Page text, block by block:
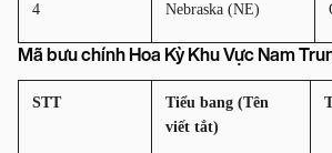
4 Nebraska (NE)
Mã bưu chính Hoa Kỳ Khu Vực Nam
STT
Tiểu bang (Tên
viết tắt)